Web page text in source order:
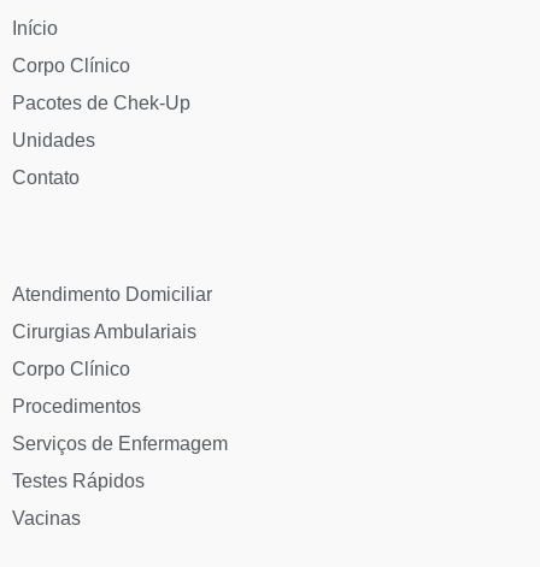
Início
Corpo Clínico
Pacotes de Chek-Up
Unidades
Contato
Atendimento Domiciliar
Cirurgias Ambulariais
Corpo Clínico
Procedimentos
Serviços de Enfermagem
Testes Rápidos
Vacinas